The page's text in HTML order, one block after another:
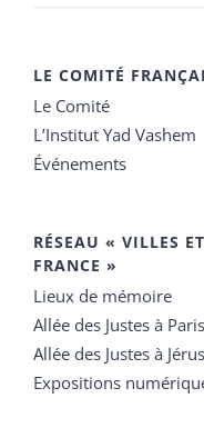
LE COMITÉ
Le Comité
L’Institut Yad Vashem
Événements
RÉSEAU « VILLES
FRANCE »
Lieux de mémoire
Allée des Justes à Paris
Allée des Justes à
Expositions